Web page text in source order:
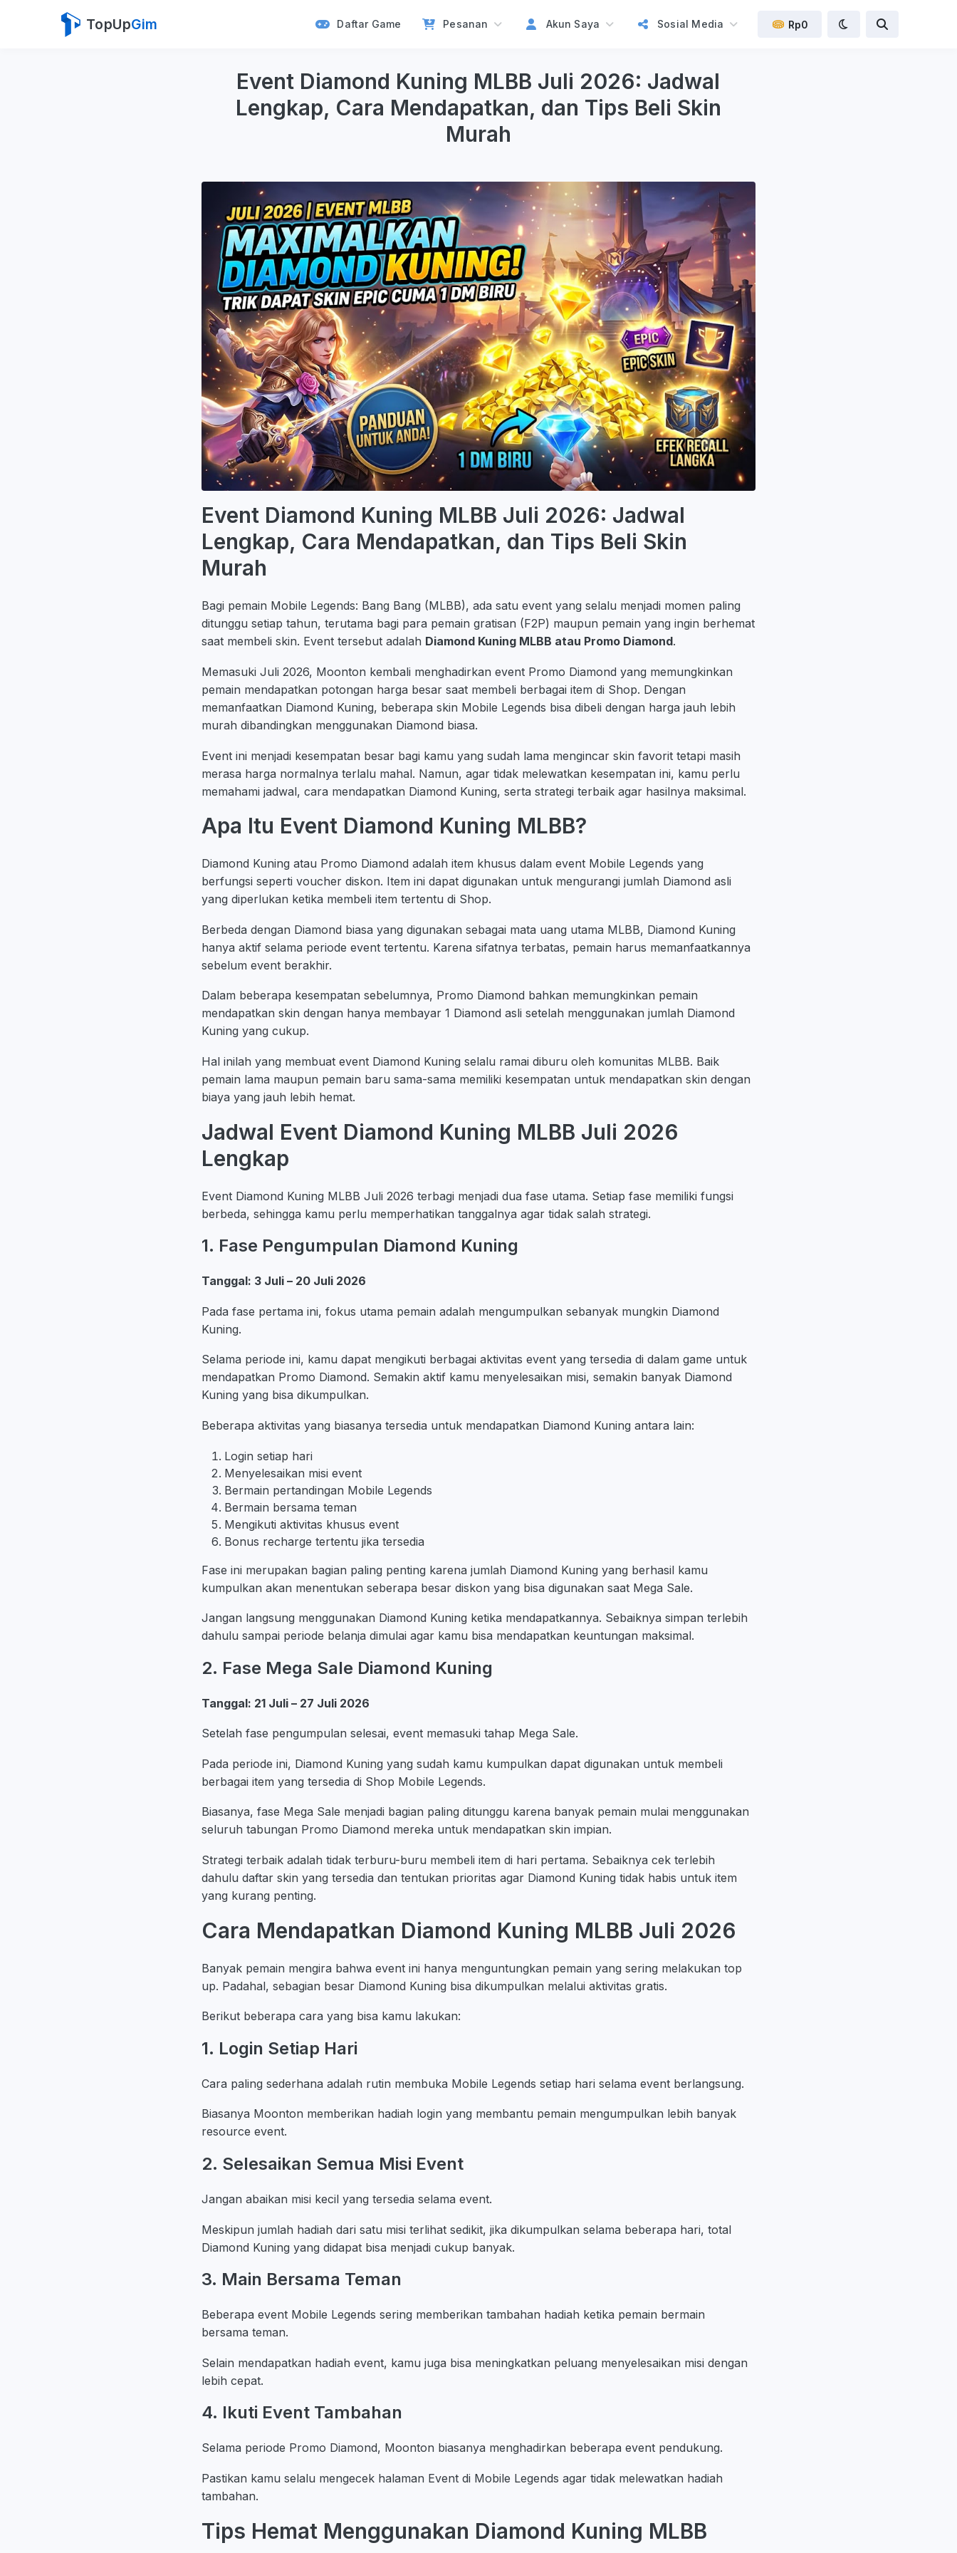
TopUpGim Daftar Game Pesanan Akun Saya Sosial Media Rp0
Event Diamond Kuning MLBB Juli 2026: Jadwal
Lengkap, Cara Mendapatkan, dan Tips Beli Skin
Murah
Event Diamond Kuning MLBB Juli 2026: Jadwal
Lengkap, Cara Mendapatkan, dan Tips Beli Skin
Murah
Bagi pemain Mobile Legends: Bang Bang (MLBB), ada satu event yang selalu menjadi momen paling
ditunggu setiap tahun, terutama bagi para pemain gratisan (F2P) maupun pemain yang ingin berhemat
saat membeli skin. Event tersebut adalah Diamond Kuning MLBB atau Promo Diamond.
Memasuki Juli 2026, Moonton kembali menghadirkan event Promo Diamond yang memungkinkan
pemain mendapatkan potongan harga besar saat membeli berbagai item di Shop. Dengan
memanfaatkan Diamond Kuning, beberapa skin Mobile Legends bisa dibeli dengan harga jauh lebih
murah dibandingkan menggunakan Diamond biasa.
Event ini menjadi kesempatan besar bagi kamu yang sudah lama mengincar skin favorit tetapi masih
merasa harga normalnya terlalu mahal. Namun, agar tidak melewatkan kesempatan ini, kamu perlu
memahami jadwal, cara mendapatkan Diamond Kuning, serta strategi terbaik agar hasilnya maksimal.
Apa Itu Event Diamond Kuning MLBB?
Diamond Kuning atau Promo Diamond adalah item khusus dalam event Mobile Legends yang
berfungsi seperti voucher diskon. Item ini dapat digunakan untuk mengurangi jumlah Diamond asli
yang diperlukan ketika membeli item tertentu di Shop.
Berbeda dengan Diamond biasa yang digunakan sebagai mata uang utama MLBB, Diamond Kuning
hanya aktif selama periode event tertentu. Karena sifatnya terbatas, pemain harus memanfaatkannya
sebelum event berakhir.
Dalam beberapa kesempatan sebelumnya, Promo Diamond bahkan memungkinkan pemain
mendapatkan skin dengan hanya membayar 1 Diamond asli setelah menggunakan jumlah Diamond
Kuning yang cukup.
Hal inilah yang membuat event Diamond Kuning selalu ramai diburu oleh komunitas MLBB. Baik
pemain lama maupun pemain baru sama-sama memiliki kesempatan untuk mendapatkan skin dengan
biaya yang jauh lebih hemat.
Jadwal Event Diamond Kuning MLBB Juli 2026
Lengkap
Event Diamond Kuning MLBB Juli 2026 terbagi menjadi dua fase utama. Setiap fase memiliki fungsi
berbeda, sehingga kamu perlu memperhatikan tanggalnya agar tidak salah strategi.
1. Fase Pengumpulan Diamond Kuning
Tanggal: 3 Juli – 20 Juli 2026
Pada fase pertama ini, fokus utama pemain adalah mengumpulkan sebanyak mungkin Diamond
Kuning.
Selama periode ini, kamu dapat mengikuti berbagai aktivitas event yang tersedia di dalam game untuk
mendapatkan Promo Diamond. Semakin aktif kamu menyelesaikan misi, semakin banyak Diamond
Kuning yang bisa dikumpulkan.
Beberapa aktivitas yang biasanya tersedia untuk mendapatkan Diamond Kuning antara lain:
Login setiap hari
Menyelesaikan misi event
Bermain pertandingan Mobile Legends
Bermain bersama teman
Mengikuti aktivitas khusus event
Bonus recharge tertentu jika tersedia
Fase ini merupakan bagian paling penting karena jumlah Diamond Kuning yang berhasil kamu
kumpulkan akan menentukan seberapa besar diskon yang bisa digunakan saat Mega Sale.
Jangan langsung menggunakan Diamond Kuning ketika mendapatkannya. Sebaiknya simpan terlebih
dahulu sampai periode belanja dimulai agar kamu bisa mendapatkan keuntungan maksimal.
2. Fase Mega Sale Diamond Kuning
Tanggal: 21 Juli – 27 Juli 2026
Setelah fase pengumpulan selesai, event memasuki tahap Mega Sale.
Pada periode ini, Diamond Kuning yang sudah kamu kumpulkan dapat digunakan untuk membeli
berbagai item yang tersedia di Shop Mobile Legends.
Biasanya, fase Mega Sale menjadi bagian paling ditunggu karena banyak pemain mulai menggunakan
seluruh tabungan Promo Diamond mereka untuk mendapatkan skin impian.
Strategi terbaik adalah tidak terburu-buru membeli item di hari pertama. Sebaiknya cek terlebih
dahulu daftar skin yang tersedia dan tentukan prioritas agar Diamond Kuning tidak habis untuk item
yang kurang penting.
Cara Mendapatkan Diamond Kuning MLBB Juli 2026
Banyak pemain mengira bahwa event ini hanya menguntungkan pemain yang sering melakukan top
up. Padahal, sebagian besar Diamond Kuning bisa dikumpulkan melalui aktivitas gratis.
Berikut beberapa cara yang bisa kamu lakukan:
1. Login Setiap Hari
Cara paling sederhana adalah rutin membuka Mobile Legends setiap hari selama event berlangsung.
Biasanya Moonton memberikan hadiah login yang membantu pemain mengumpulkan lebih banyak
resource event.
2. Selesaikan Semua Misi Event
Jangan abaikan misi kecil yang tersedia selama event.
Meskipun jumlah hadiah dari satu misi terlihat sedikit, jika dikumpulkan selama beberapa hari, total
Diamond Kuning yang didapat bisa menjadi cukup banyak.
3. Main Bersama Teman
Beberapa event Mobile Legends sering memberikan tambahan hadiah ketika pemain bermain
bersama teman.
Selain mendapatkan hadiah event, kamu juga bisa meningkatkan peluang menyelesaikan misi dengan
lebih cepat.
4. Ikuti Event Tambahan
Selama periode Promo Diamond, Moonton biasanya menghadirkan beberapa event pendukung.
Pastikan kamu selalu mengecek halaman Event di Mobile Legends agar tidak melewatkan hadiah
tambahan.
Tips Hemat Menggunakan Diamond Kuning MLBB